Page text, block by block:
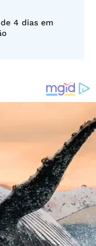
4 dias em